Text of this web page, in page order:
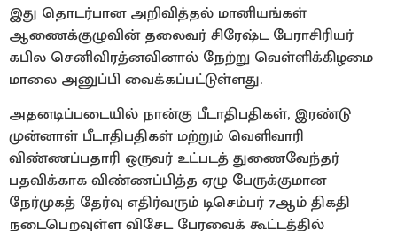
இது தொடர்பான அறிவித்தல் மானியங்கள்
ஆணைக்குழுவின் தலைவர் சிரேஷ்ட பேராசிரியர்
கபில செனிவிரத்னவினால் நேற்று வெள்ளிக்கிழமை
மாலை அனுப்பி வைக்கப்பட்டுள்ளது.
அதனடிப்படையில் நான்கு பீடாதிபதிகள், இரண்டு
முன்னாள் பீடாதிபதிகள் மற்றும் வெளிவாரி
விண்ணப்பதாரி ஒருவர் உட்படத் துணைவேந்தர்
பதவிக்காக விண்ணப்பித்த ஏழு பேருக்குமான
நேர்முகத் தேர்வு எதிர்வரும் டிசெம்பர் 7ஆம் திகதி
நடைபெறவுள்ள விசேட பேரவைக் கூட்டத்தில்